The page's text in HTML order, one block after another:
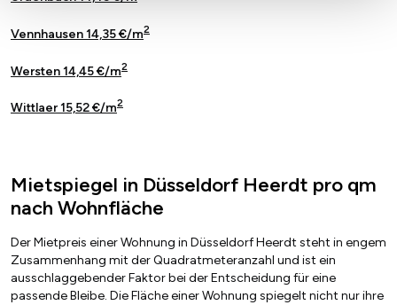
Vennhausen 14,35 €/m2
Wersten 14,45 €/m2
Wittlaer 15,52 €/m2
Mietspiegel in Düsseldorf Heerdt pro qm
nach Wohnfläche
Der Mietpreis einer Wohnung in Düsseldorf Heerdt steht in engem
Zusammenhang mit der Quadratmeteranzahl und ist ein
ausschlaggebender Faktor bei der Entscheidung für eine
passende Bleibe. Die Fläche einer Wohnung spiegelt nicht nur ihre